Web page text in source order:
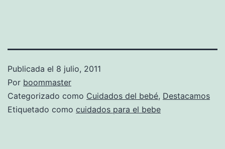
Publicada el 8 julio, 2011
Por boommaster
Categorizado como Cuidados del bebé, Destacamos
Etiquetado como cuidados para el bebe